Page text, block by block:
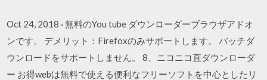
Oct 24, 2018 · 無料のYou tube ダウンローダーブラウザアドオ
ンです。 デメリット：Firefoxのみサポートします。 バッチダ
ウンロードをサポートしません。 8、ニコニコ直ダウンローダ
ー お得webは無料で使える便利なフリーソフトを中心としたリ